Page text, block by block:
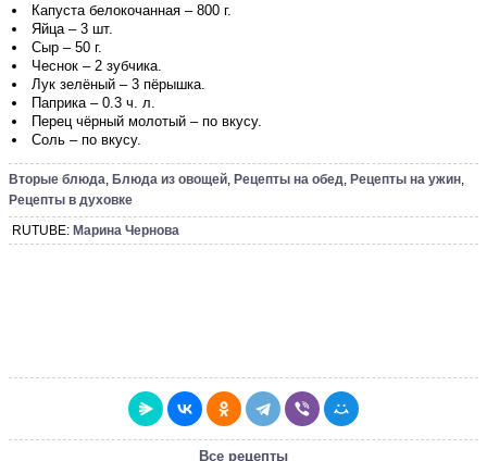
Капуста белокочанная – 800 г.
Яйца – 3 шт.
Сыр – 50 г.
Чеснок – 2 зубчика.
Лук зелёный – 3 пёрышка.
Паприка – 0.3 ч. л.
Перец чёрный молотый – по вкусу.
Соль – по вкусу.
Вторые блюда, Блюда из овощей, Рецепты на обед, Рецепты на ужин,
Рецепты в духовке
RUTUBE: Марина Чернова
Все рецепты